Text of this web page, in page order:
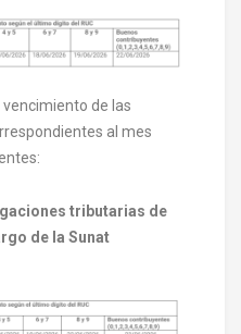
de las
al mes
tributarias de
de la Sunat